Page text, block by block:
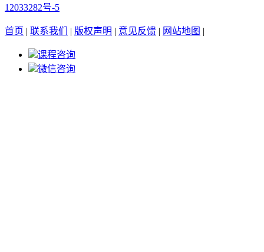
12033282号-5
首页 | 联系我们 | 版权声明 | 意见反馈 | 网站地图 |
课程咨询
微信咨询